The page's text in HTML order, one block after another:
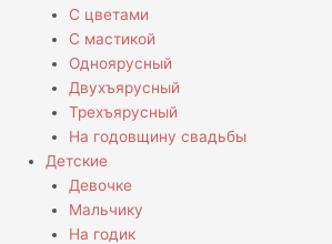
С цветами
С мастикой
Одноярусный
Двухъярусный
Трехъярусный
На годовщину свадьбы
Детские
Девочке
Мальчику
На годик